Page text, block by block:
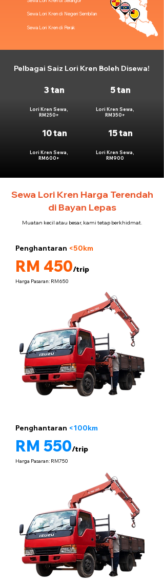
Sewa Lori Kren di Negeri Sembilan
Sewa Lori Kren di Perak
Pelbagai Saiz Lori Kren Boleh Disewa!
3 tan
Lori Kren Sewa,
RM250+
10 tan
Lori Kren Sewa,
RM600+
5 tan
Lori Kren Sewa,
RM350+
15 tan
Lori Kren Sewa,
RM900
Sewa Lori Kren Harga Terendah
di Bayan Lepas
Muatan kecil atau besar, kami tetap berkhidmat.
Penghantaran <50km
RM 450/trip
Harga Pasaran: RM650
Penghantaran <100km
RM 550/trip
Harga Pasaran: RM750